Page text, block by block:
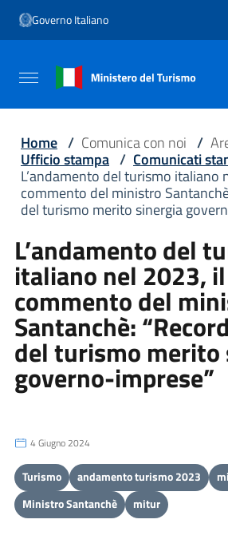
Vai al menu di navigazione
Vai al footer
Governo Italiano
Attiva / disattiva la navigazione
Home / Comunica con noi /
Ufficio stampa / Comunicati
L’andamento del turismo italiano
commento del ministro
del turismo merito sinergia
L’andamento del
italiano nel 2023, il
commento del
Santanchè:
del turismo merito
governo-imprese”
4 Giugno 2024
Turismo andamento turismo 2023
Ministro Santanchè
mitur